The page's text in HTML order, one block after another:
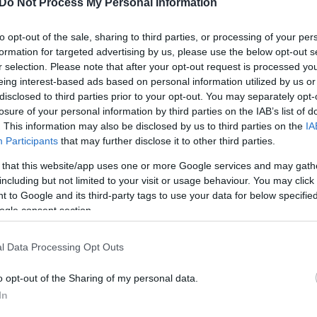
Do Not Process My Personal Information
opt-out of the sale, sharing to third parties, or processing of your
for targeted advertising by us, please use the below opt-out
selection. Please note that after your opt-out request is processed
interest-based ads based on personal information utilized by us
to third parties prior to your opt-out. You may separately
of your personal information by third parties on the IAB’s list of
This information may also be disclosed by us to third parties on the
Participants that may further disclose it to other third parties.
that this website/app uses one or more Google services and may
but not limited to your visit or usage behaviour. You may
to Google and its third-party tags to use your data for below
consent section.
Data Processing Opt Outs
opt-out of the Sharing of my personal data.
του jenny.gr στην Google
doodle της Google
κυματίζει ηGoogle τιμά με το σημερινό της
ξέσπασμα τηςΕλληνικής Επανάστασης ! Η
παλιγγενεσίας, καθώς πέτυχε την ίδρυση του
ένα από τα κομβικά σημεία της ευρωπαϊκής ιστορίας
για τη διάλυση της Οθωμανικής Αυτοκρατορίας,
φάση παρακμής.
τον Φλεβάρη του 1821 στις παραδουνάβιες
και ενδυναμώθηκε στην Πελοπόννησο τον
της Καλαμάτας και την Προκήρυξη των